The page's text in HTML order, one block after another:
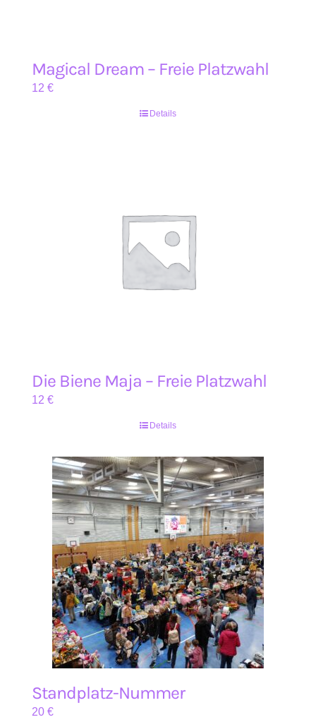
Magical Dream – Freie Platzwahl
12 €
Details
Die Biene Maja – Freie Platzwahl
12 €
Details
Standplatz-Nummer
20 €